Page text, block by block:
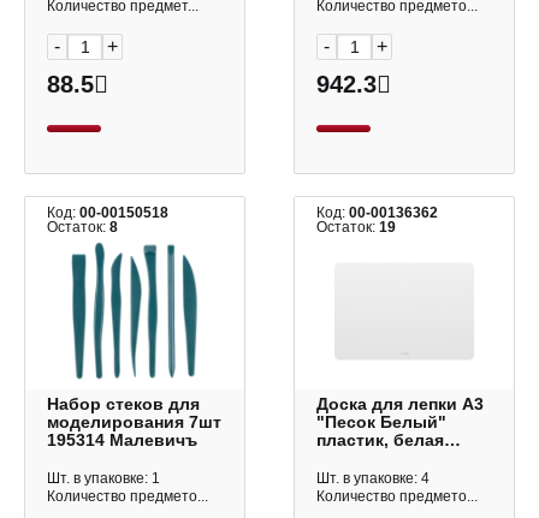
Количество предмет...
- +
88.5
Количество предмето...
- +
942.3
Код: 00-00150518
Остаток: 8
Набор стеков для
моделирования 7шт
195314 Малевичъ
Шт. в упаковке: 1
Количество предмето...
Код:00-00136362
Остаток:19
Доска для лепки А3
"Песок Белый"
пластик, белая
Шт. в упаковке: 4
Количество предмето...